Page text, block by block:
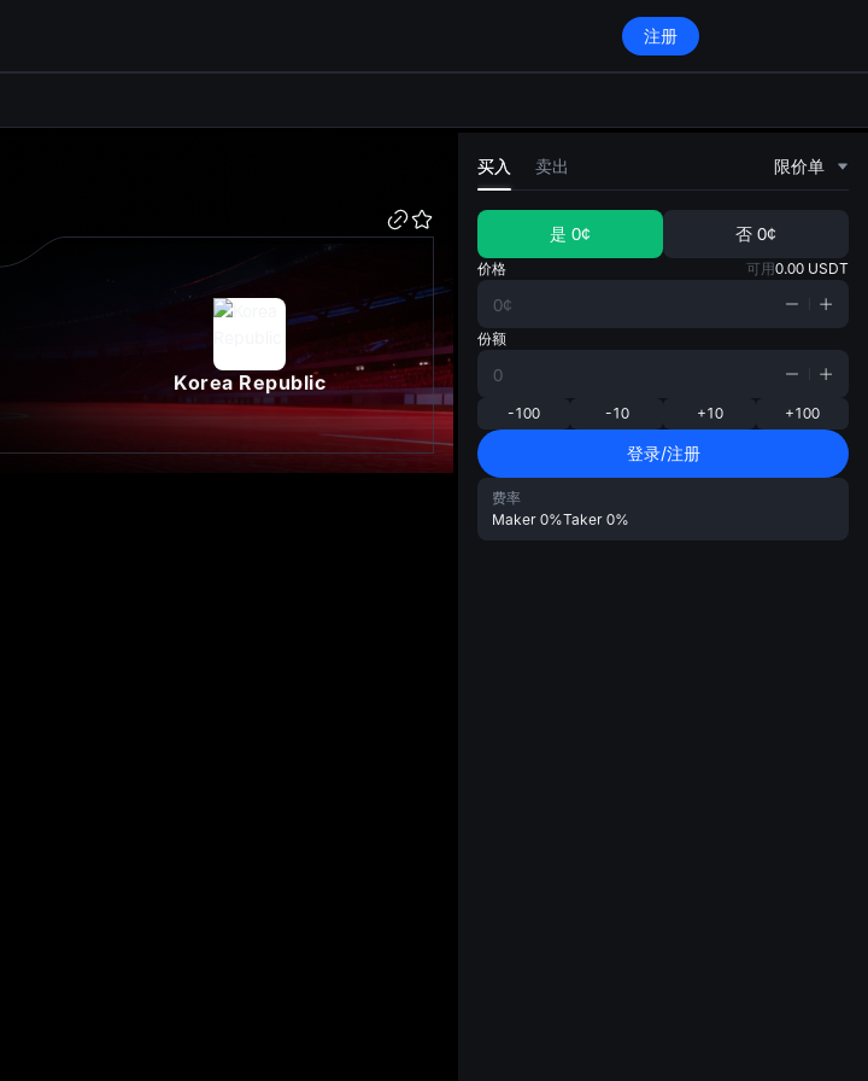
注册
Korea Republic
买入 卖出 限价单
是 0¢ 否 0¢
价格 可用0.00 USDT
份额
-100 -10 +10 +100
登录/注册
费率
Maker 0%Taker 0%